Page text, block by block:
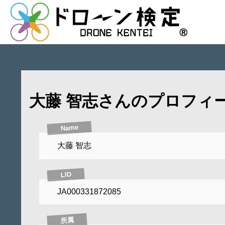
大藤 智志さんのプロフィ
Name
大藤 智志
LID
JA000331872085
所属